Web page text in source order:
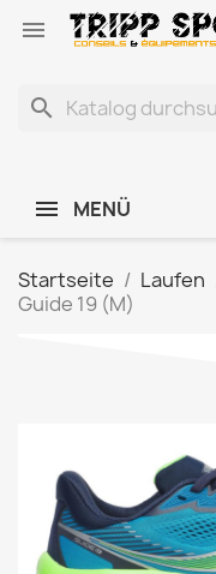

search
MENÜ
Startseite Laufen
Guide 19 (M)